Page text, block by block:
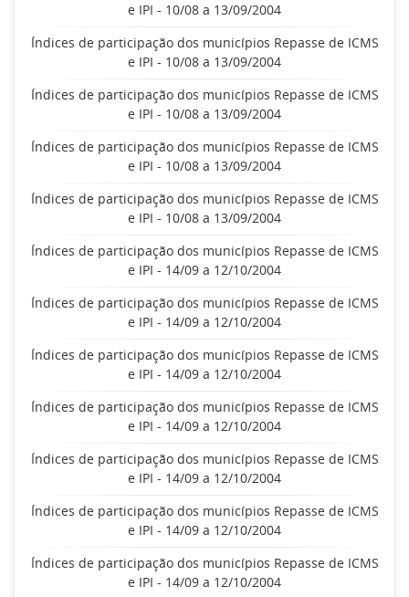
e IPI - 10/08 a 13/09/2004
Índices de participação dos municípios Repasse de ICMS
e IPI - 10/08 a 13/09/2004
Índices de participação dos municípios Repasse de ICMS
e IPI - 10/08 a 13/09/2004
Índices de participação dos municípios Repasse de ICMS
e IPI - 10/08 a 13/09/2004
Índices de participação dos municípios Repasse de ICMS
e IPI - 10/08 a 13/09/2004
Índices de participação dos municípios Repasse de ICMS
e IPI - 14/09 a 12/10/2004
Índices de participação dos municípios Repasse de ICMS
e IPI - 14/09 a 12/10/2004
Índices de participação dos municípios Repasse de ICMS
e IPI - 14/09 a 12/10/2004
Índices de participação dos municípios Repasse de ICMS
e IPI - 14/09 a 12/10/2004
Índices de participação dos municípios Repasse de ICMS
e IPI - 14/09 a 12/10/2004
Índices de participação dos municípios Repasse de ICMS
e IPI - 14/09 a 12/10/2004
Índices de participação dos municípios Repasse de ICMS
e IPI - 14/09 a 12/10/2004